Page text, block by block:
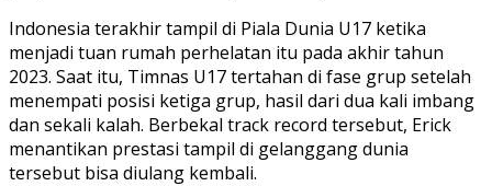
Indonesia terakhir tampil di Piala Dunia U17 ketika
menjadi tuan rumah perhelatan itu pada akhir tahun
2023. Saat itu, Timnas U17 tertahan di fase grup setelah
menempati posisi ketiga grup, hasil dari dua kali imbang
dan sekali kalah. Berbekal track record tersebut, Erick
menantikan prestasi tampil di gelanggang dunia
tersebut bisa diulang kembali.